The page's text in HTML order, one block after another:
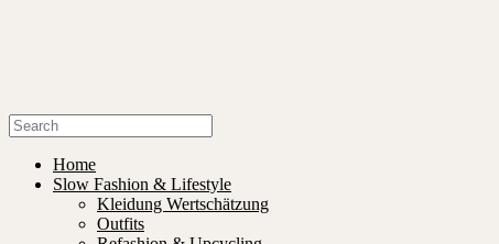
Home
Slow Fashion & Lifestyle
Kleidung Wertschätzung
Outfits